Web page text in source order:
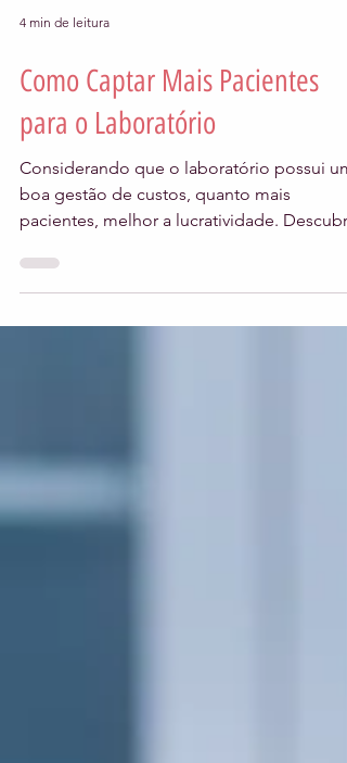
4 min de leitura
Como Captar Mais Pacientes
para o Laboratório
boa gestão de custos, quanto mais
pacientes, melhor a lucratividade. Descubra
como como atrair mai